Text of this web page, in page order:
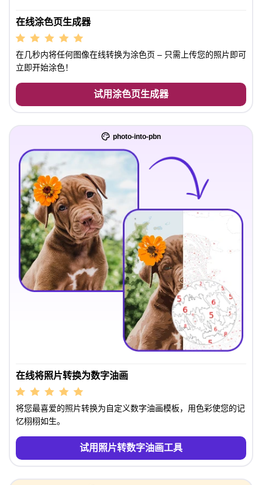
在线涂色页生成器
在几秒内将任何图像在线转换为涂色页 – 只需上传您的照片即可
立即开始涂色！
试用涂色页生成器
photo-into-pbn
在线将照片转换为数字油画
将您最喜爱的照片转换为自定义数字油画模板，用色彩使您的记
忆栩栩如生。
试用照片转数字油画工具